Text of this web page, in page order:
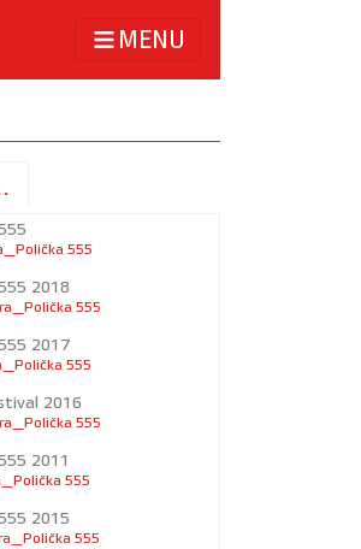
MENU
555
2018
555
2017
555
2016
555
2011
555
2015
555